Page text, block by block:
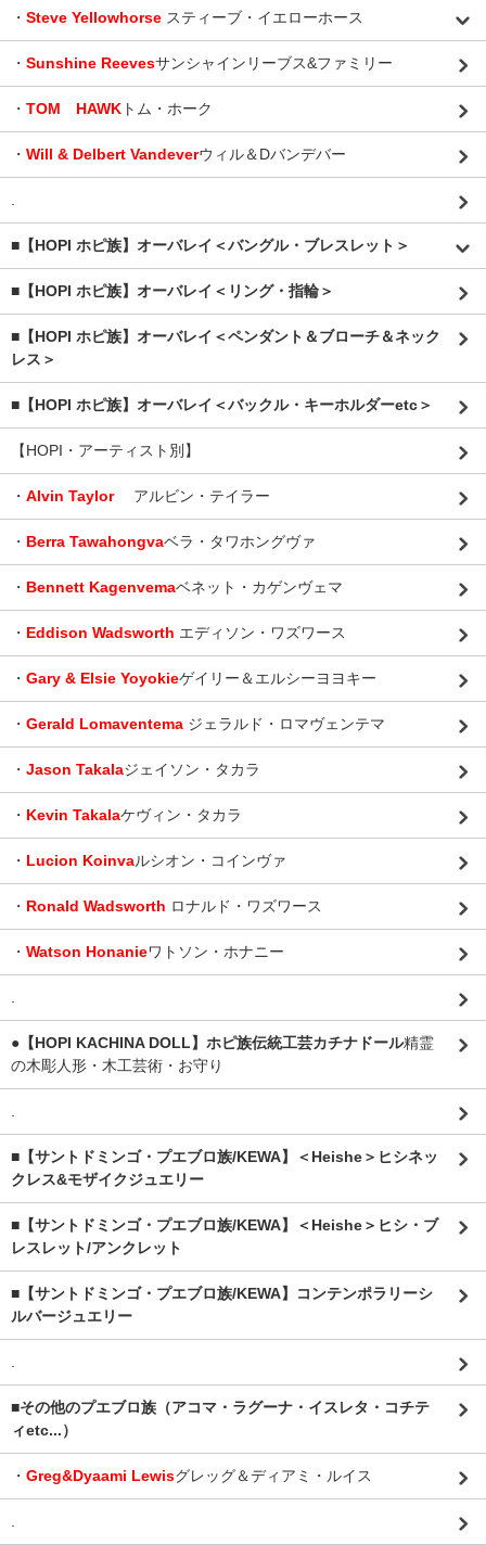
・ Steve Yellowhorse スティーブ・イエローホース
・ Sunshine Reevesサンシャインリーブス&ファミリー
・ TOM HAWK トム・ホーク
・ Will & Delbert Vandeverウィル＆Dバンデバー
■【HOPI ホピ族】オーバレイ＜バングル・ブレスレット＞
■【HOPI ホピ族】オーバレイ＜リング・指輪＞
■【HOPI ホピ族】オーバレイ＜ペンダント＆ブローチ＆ネック
レス＞
■【HOPI ホピ族】オーバレイ＜バックル・キーホルダーetc＞
【HOPI・アーティスト別】
・ Alvin Taylor アルビン・テイラー
・ Berra Tawahongvaベラ・タワホングヴァ
・ Bennett Kagenvemaベネット・カゲンヴェマ
・ Eddison Wadsworth エディソン・ワズワース
・ Gary & Elsie Yoyokieゲイリー＆エルシーヨヨキー
・ Gerald Lomaventema ジェラルド・ロマヴェンテマ
・ Jason Takalaジェイソン・タカラ
・ Kevin Takalaケヴィン・タカラ
・ Lucion Koinvaルシオン・コインヴァ
・ Ronald Wadsworth ロナルド・ワズワース
・ Watson Honanieワトソン・ホナニー
●【HOPI KACHINA DOLL】ホピ族伝統工芸カチナドール精霊
の木彫人形・木工芸術・お守り
■【サントドミンゴ・プエブロ族/KEWA】＜Heishe＞ヒシネッ
クレス&モザイクジュエリー
■【サントドミンゴ・プエブロ族/KEWA】＜Heishe＞ヒシ・ブ
レスレット/アンクレット
■【サントドミンゴ・プエブロ族/KEWA】コンテンポラリーシ
ルバージュエリー
■その他のプエブロ族（アコマ・ラグーナ・イスレタ・コチテ
ィetc...）
・ Greg&Dyaami Lewisグレッグ＆ディアミ・ルイス